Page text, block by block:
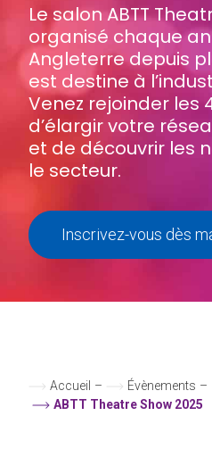
Le salon ABTT
organisé chaque
Angleterre depuis
est destine à
Venez rejoinder les
d’élargir votre
et de découvrir les
le secteur.
Inscrivez-vous dès
Accueil – Évènements –
ABTT Theatre Show 2025